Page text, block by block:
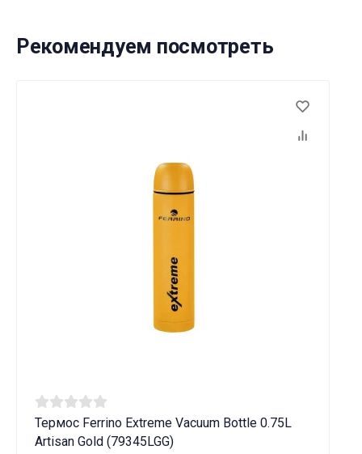
Рекомендуем посмотреть
Термос Ferrino Extreme Vacuum Bottle 0.75L
Artisan Gold (79345LGG)